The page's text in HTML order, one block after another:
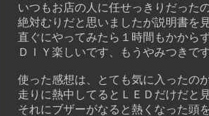
いつもお店の人に任せっきりだったの
絶対むりだと思いましたが説明書を
直ぐにやってみたら１時間もかから
ＤＩＹ楽しいです、もうやみつきです
使った感想は、とても気に入ったの
走りに熱中してるとＬＥＤだけだと見
それにブザーがなると熱くなった頭を